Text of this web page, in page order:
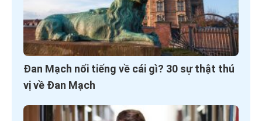
Đan Mạch nổi tiếng về cái gì? 30 sự thật thú
vị về Đan Mạch